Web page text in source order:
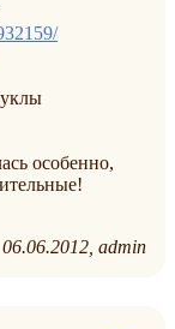
особенно,
06.06.2012 admin